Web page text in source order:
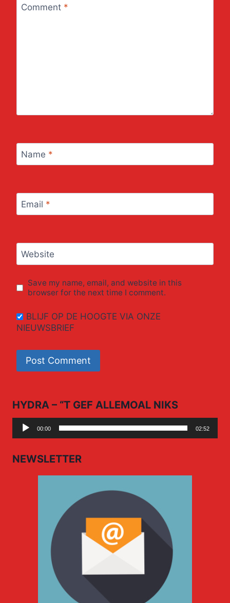
Comment *
Name *
Email *
Website
Save my name, email, and website in this
browser for the next time I comment.
BLIJF OP DE HOOGTE VIA ONZE
NIEUWSBRIEF
HYDRA – “T GEF ALLEMOAL NIKS
Audio
Player
00:00 02:52
NEWSLETTER